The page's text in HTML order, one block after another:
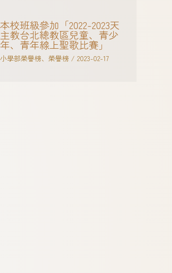
本校班級參加「2022-2023天
主教台北總教區兒童、青少
年、青年線上聖歌比賽」
小學部榮譽榜、榮譽榜 /2023-02-17